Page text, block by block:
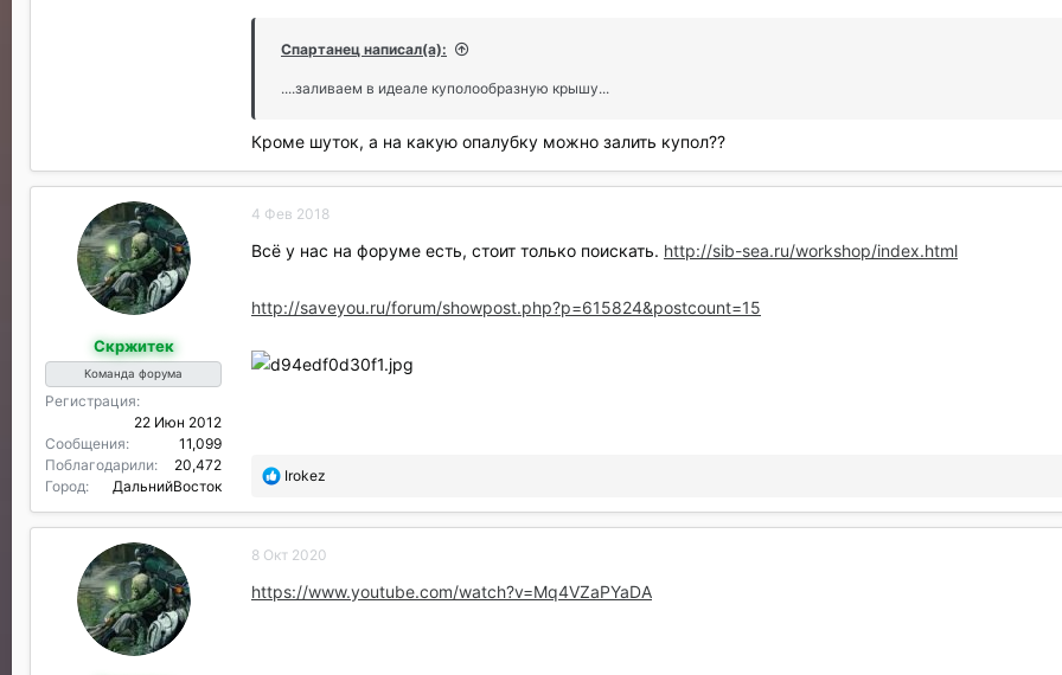
Спартанец написал(а):
....заливаем в идеале куполообразную крышу...
Кроме шуток, а на какую опалубку можно залить купол??
Скржитек
Команда форума
Регистрация
22 Июн 2012
Сообщения
11,099
Поблагодарили
20,472
Город
ДальнийВосток
4 Фев 2018
Всё у нас на форуме есть, стоит только поискать. http://sib-sea.ru/workshop/index.html
http://saveyou.ru/forum/showpost.php?p=615824&postcount=15
П
б
а
о
Irokez
8 Окт 2020
https://www.youtube.com/watch?v=Mq4VZaPYaDA